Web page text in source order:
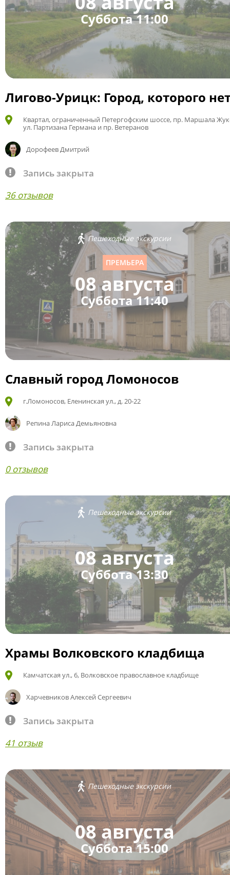
Суббота 11:00
Лигово-Урицк: Город, которого
Квартал, ограниченный Петергофским шоссе, пр. Маршала
ул. Партизана Германа и пр. Ветеранов
Дорофеев Дмитрий
Запись закрыта
36 отзывов
Пешеходные экскурсии
ПРЕМЬЕРА
08 августа
Суббота 11:40
Славный город Ломоносов
г.Ломоносов, Еленинская ул., д. 20-22
Репина Лариса Демьяновна
Запись закрыта
0 отзывов
Пешеходные экскурсии
08 августа
Суббота 13:30
Храмы Волковского кладбища
Камчатская ул., 6, Волковское православное кладбище
Харчевников Алексей Сергеевич
Запись закрыта
41 отзыв
Пешеходные экскурсии
08 августа
Суббота 15:00